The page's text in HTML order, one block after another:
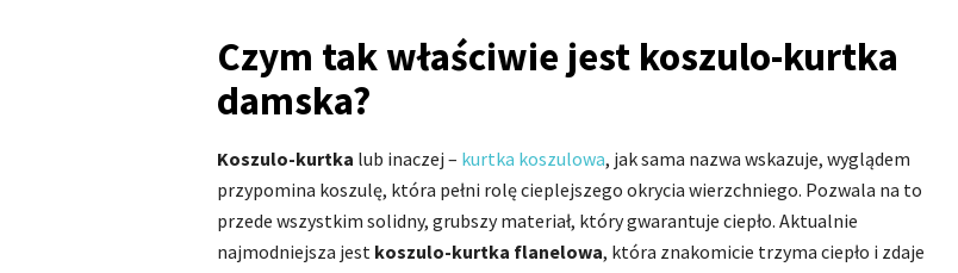
Czym tak właściwie jest koszulo-kurtka
damska?
Koszulo-kurtka lub inaczej – kurtka koszulowa, jak sama nazwa wskazuje, wyglądem
przypomina koszulę, która pełni rolę cieplejszego okrycia wierzchniego. Pozwala na to
przede wszystkim solidny, grubszy materiał, który gwarantuje ciepło. Aktualnie
najmodniejsza jest koszulo-kurtka flanelowa, która znakomicie trzyma ciepło i zdaje